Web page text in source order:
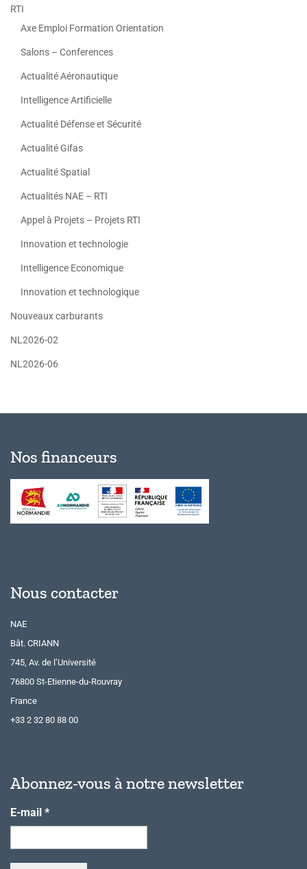
RTI
Axe Emploi Formation Orientation
Salons – Conferences
Actualité Aéronautique
Intelligence Artificielle
Actualité Défense et Sécurité
Actualité Gifas
Actualité Spatial
Actualités NAE – RTI
Appel à Projets – Projets RTI
Innovation et technologie
Intelligence Economique
Innovation et technologique
Nouveaux carburants
NL2026-02
NL2026-06
Nos financeurs
Nous contacter
NAE
Bât. CRIANN
745, Av. de l’Université
76800 St-Etienne-du-Rouvray
France
+33 2 32 80 88 00
Abonnez-vous à notre newsletter
E-mail *